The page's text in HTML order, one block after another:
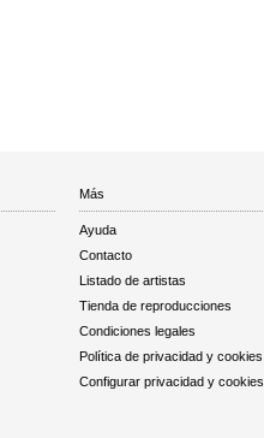
Más
Ayuda
Contacto
Listado de artistas
Tienda de reproducciones
Condiciones legales
Política de privacidad y cookies
Configurar privacidad y cookies